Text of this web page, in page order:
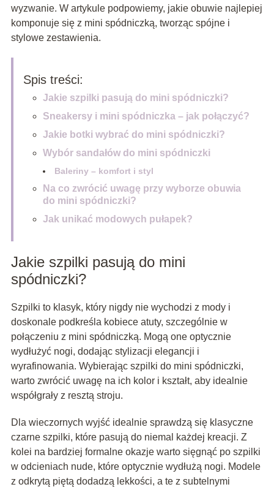
wyzwanie. W artykule podpowiemy, jakie obuwie najlepiej
komponuje się z mini spódniczką, tworząc spójne i
stylowe zestawienia.
Spis treści:
Jakie szpilki pasują do mini spódniczki?
Sneakersy i mini spódniczka – jak połączyć?
Jakie botki wybrać do mini spódniczki?
Wybór sandałów do mini spódniczki
Baleriny – komfort i styl
Na co zwrócić uwagę przy wyborze obuwia
do mini spódniczki?
Jak unikać modowych pułapek?
Jakie szpilki pasują do mini
spódniczki?
Szpilki to klasyk, który nigdy nie wychodzi z mody i
doskonale podkreśla kobiece atuty, szczególnie w
połączeniu z mini spódniczką. Mogą one optycznie
wydłużyć nogi, dodając stylizacji elegancji i
wyrafinowania. Wybierając szpilki do mini spódniczki,
warto zwrócić uwagę na ich kolor i kształt, aby idealnie
współgrały z resztą stroju.
Dla wieczornych wyjść idealnie sprawdzą się klasyczne
czarne szpilki, które pasują do niemal każdej kreacji. Z
kolei na bardziej formalne okazje warto sięgnąć po szpilki
w odcieniach nude, które optycznie wydłużą nogi. Modele
z odkrytą piętą dodadzą lekkości, a te z subtelnymi